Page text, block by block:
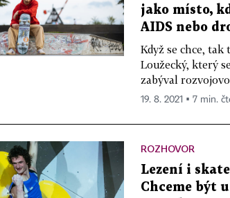
jako místo,
AIDS nebo
Když se chce,
Loužecký, který
zabýval
19. 8. 2021 ▪ 7 min.
ROZHOVOR
Lezení i
Chceme být